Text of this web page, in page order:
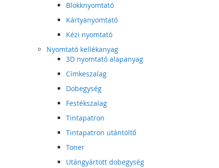
Blokknyomtató
Kártyanyomtató
Kézi nyomtató
Nyomtató kellékanyag
3D nyomtató alapanyag
Címkeszalag
Dobegység
Festékszalag
Tintapatron
Tintapatron utántöltő
Toner
Utángyártott dobegység